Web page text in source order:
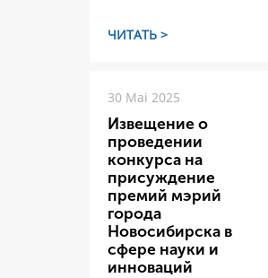
ЧИТАТЬ >
30 Mai 2025
Извещение о
проведении
конкурса на
присуждение
премий мэрий
города
Новосибирска в
сфере науки и
инноваций